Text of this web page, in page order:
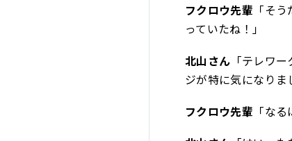
フクロウ先輩 「そ
っていたね！」
北山さん 「テレワ
ジが特に気になりま
フクロウ先輩 「な